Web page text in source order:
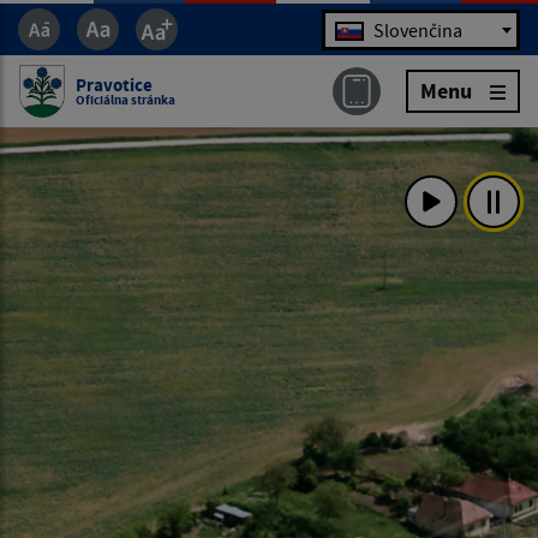
Jazyk Slovenčina
Pravotice
Oficiálna stránka Menu